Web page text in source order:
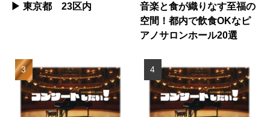
▶︎ 東京都 23区内
音楽と食が織りなす至福の
空間！都内で飲食OKなピ
アノサロンホール20選